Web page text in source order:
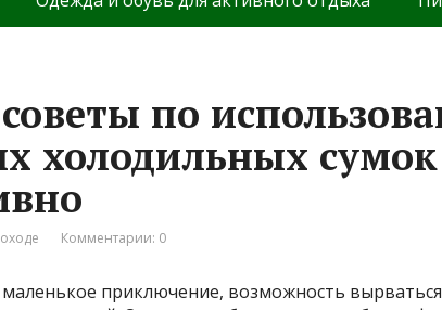
по
холодильных сумок
Комментарии: 0
маленькое приключение, возможность